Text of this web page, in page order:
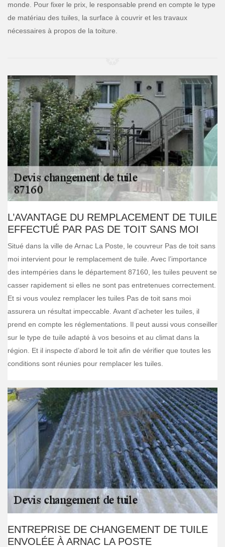
monde. Pour fixer le prix, le responsable prend en compte le type
de matériau des tuiles, la surface à couvrir et les travaux
nécessaires à propos de la toiture.
L’AVANTAGE DU REMPLACEMENT DE TUILE
EFFECTUÉ PAR PAS DE TOIT SANS MOI
Situé dans la ville de Arnac La Poste, le couvreur Pas de toit sans
moi intervient pour le remplacement de tuile. Avec l’importance
des intempéries dans le département 87160, les tuiles peuvent se
casser rapidement si elles ne sont pas entretenues correctement.
Et si vous voulez remplacer les tuiles Pas de toit sans moi
assurera un résultat impeccable. Avant d’acheter les tuiles, il
prend en compte les réglementations. Il peut aussi vous conseiller
sur le type de tuile adapté à vos besoins et au climat dans la
région. Et il inspecte d’abord le toit afin de vérifier que toutes les
conditions sont réunies pour remplacer les tuiles.
ENTREPRISE DE CHANGEMENT DE TUILE
ENVOLÉE À ARNAC LA POSTE